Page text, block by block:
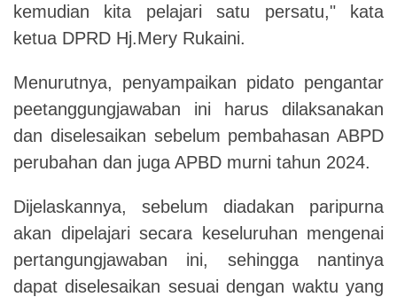
kemudian kita pelajari satu persatu," kata
ketua DPRD Hj.Mery Rukaini.
Menurutnya, penyampaikan pidato pengantar
peetanggungjawaban ini harus dilaksanakan
dan diselesaikan sebelum pembahasan ABPD
perubahan dan juga APBD murni tahun 2024.
Dijelaskannya, sebelum diadakan paripurna
akan dipelajari secara keseluruhan mengenai
pertangungjawaban ini, sehingga nantinya
dapat diselesaikan sesuai dengan waktu yang